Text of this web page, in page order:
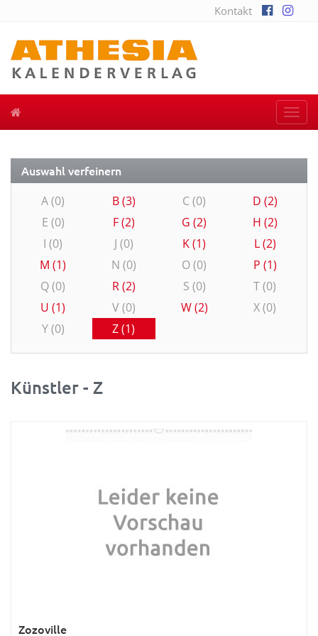
Kontakt
Auswahl verfeinern
A (0)
B (3) C (0)
D (2)
E (0)
F (2) G (2)
H (2)
I (0)
J (0) K (1)
L (2)
M (1)
N (0) O (0)
P (1)
Q (0)
R (2) S (0)
T (0)
U (1)
V (0) W (2)
X (0)
Y (0)
Z (1)
Künstler - Z
Zozoville